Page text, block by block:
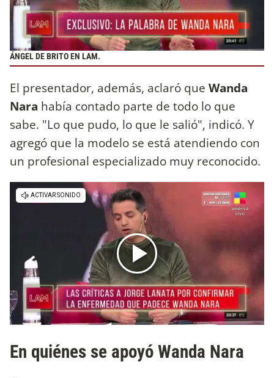
ÁNGEL DE BRITO EN LAM.
El presentador, además, aclaró que Wanda
Nara había contado parte de todo lo que
sabe. "Lo que pudo, lo que le salió", indicó. Y
agregó que la modelo se está atendiendo con
un profesional especializado muy reconocido.
En quiénes se apoyó Wanda Nara